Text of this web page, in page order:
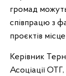
громад
співпрацю з
проєктів
Керівник
Асоціації